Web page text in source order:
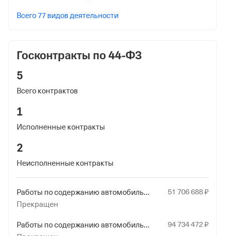
Дата регистрации
Отделение Фонда Пенсионного и Социального
Страхования Российской Федерации по
18 мая 2020
Страхования Российской Федерации по
Красноярскому краю
Всего 77 видов деятельности
Госконтракты по 44-ФЗ
5
Всего контрактов
1
Исполненные контракты
2
Неисполненные контракты
Работы по содержанию автомобильных дорог 51 706688₽
Прекращен
Работы по содержанию автомобильных дорог 94734472₽